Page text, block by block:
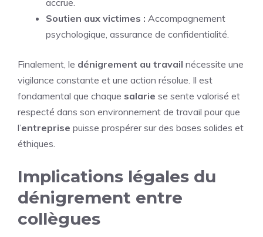
accrue.
Soutien aux victimes : Accompagnement
psychologique, assurance de confidentialité.
Finalement, le dénigrement au travail nécessite une
vigilance constante et une action résolue. Il est
fondamental que chaque salarie se sente valorisé et
respecté dans son environnement de travail pour que
l’entreprise puisse prospérer sur des bases solides et
éthiques.
Implications légales du
dénigrement entre
collègues